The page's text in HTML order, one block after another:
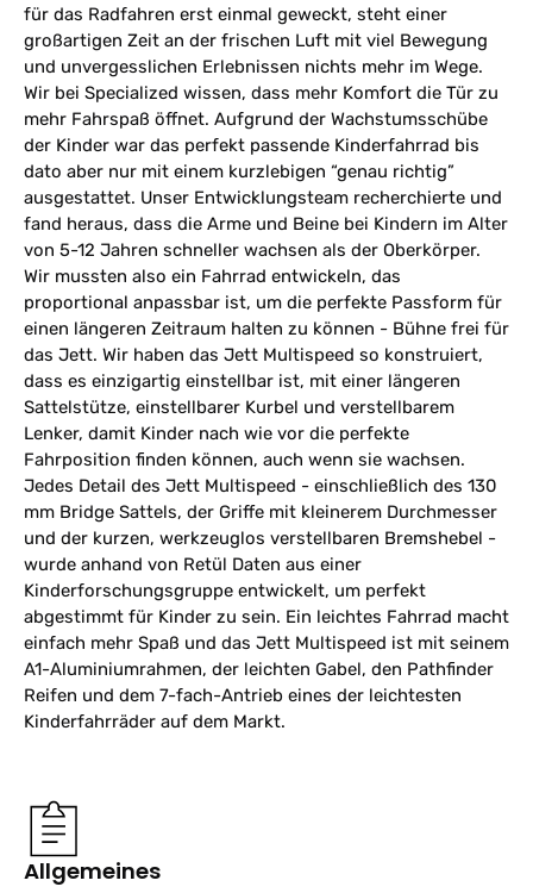
für das Radfahren erst einmal geweckt, steht einer
großartigen Zeit an der frischen Luft mit viel Bewegung
und unvergesslichen Erlebnissen nichts mehr im Wege.
Wir bei Specialized wissen, dass mehr Komfort die Tür zu
mehr Fahrspaß öffnet. Aufgrund der Wachstumsschübe
der Kinder war das perfekt passende Kinderfahrrad bis
dato aber nur mit einem kurzlebigen “genau richtig”
ausgestattet. Unser Entwicklungsteam recherchierte und
fand heraus, dass die Arme und Beine bei Kindern im Alter
von 5-12 Jahren schneller wachsen als der Oberkörper.
Wir mussten also ein Fahrrad entwickeln, das
proportional anpassbar ist, um die perfekte Passform für
einen längeren Zeitraum halten zu können - Bühne frei für
das Jett. Wir haben das Jett Multispeed so konstruiert,
dass es einzigartig einstellbar ist, mit einer längeren
Sattelstütze, einstellbarer Kurbel und verstellbarem
Lenker, damit Kinder nach wie vor die perfekte
Fahrposition finden können, auch wenn sie wachsen.
Jedes Detail des Jett Multispeed - einschließlich des 130
mm Bridge Sattels, der Griffe mit kleinerem Durchmesser
und der kurzen, werkzeuglos verstellbaren Bremshebel -
wurde anhand von Retül Daten aus einer
Kinderforschungsgruppe entwickelt, um perfekt
abgestimmt für Kinder zu sein. Ein leichtes Fahrrad macht
einfach mehr Spaß und das Jett Multispeed ist mit seinem
A1-Aluminiumrahmen, der leichten Gabel, den Pathfinder
Reifen und dem 7-fach-Antrieb eines der leichtesten
Kinderfahrräder auf dem Markt.
Allgemeines